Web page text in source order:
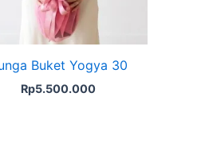
Buket Yogya 30
Rp5.500.000